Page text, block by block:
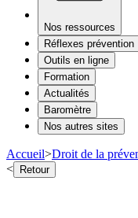
Nos ressources
Réflexes prévention
Outils en ligne
Formation
Actualités
Baromètre
Nos autres sites
Accueil>Droit de la
< Retour